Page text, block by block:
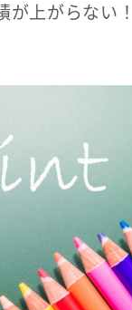
が上がらない